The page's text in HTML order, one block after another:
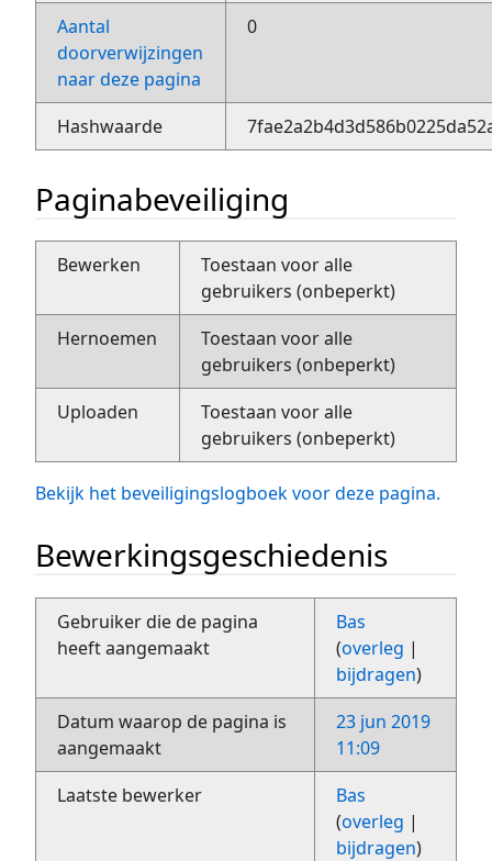
Aantal
doorverwijzingen
naar deze pagina
0
Hashwaarde
Paginabeveiliging
Bewerken
Toestaan voor alle
gebruikers (onbeperkt)
Hernoemen
Toestaan voor alle
gebruikers (onbeperkt)
Uploaden
Toestaan voor alle
gebruikers (onbeperkt)
Bekijk het beveiligingslogboek voor deze pagina.
Bewerkingsgeschiedenis
Gebruiker die de pagina
heeft aangemaakt
Bas
(overleg |
bijdragen)
Datum waarop de pagina is
aangemaakt
23 jun 2019
11:09
Laatste bewerker
Bas
(overleg |
bijdragen)